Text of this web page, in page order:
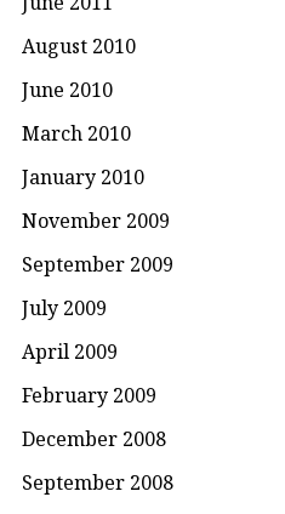
August 2010
June 2010
March 2010
January 2010
November 2009
September 2009
July 2009
April 2009
February 2009
December 2008
September 2008